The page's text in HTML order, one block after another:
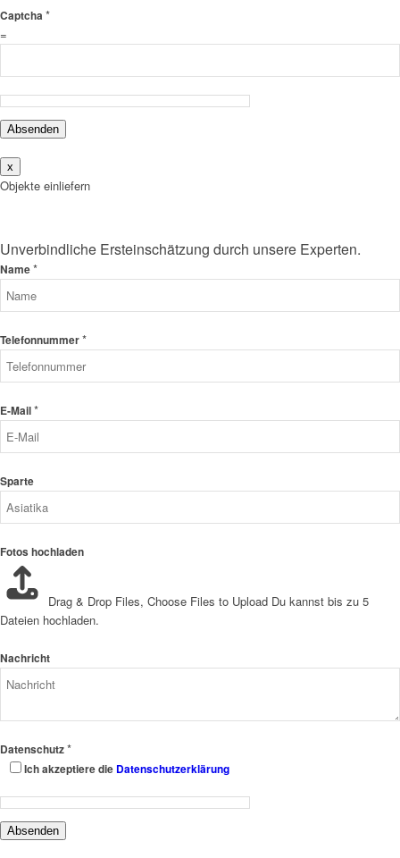
Captcha *
=
Absenden
x
Objekte einliefern
Unverbindliche Ersteinschätzung durch unsere Experten.
Name*
Telefonnummer*
E-Mail*
Sparte
Fotos hochladen
Drag & Drop Files, Choose Files to Upload Du kannst bis zu 5
Dateien hochladen.
Nachricht
Datenschutz*
Ich akzeptiere die Datenschutzerklärung
Absenden